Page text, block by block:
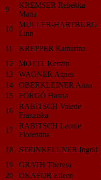
9
KREMSER Rebekka
Maria
10
MÜLLER-HARTBURG
Linn
11 KREPPER Katharina
12
MOTTL Kerstin
13
WAGNER Agnes
14
OBERKLEINER Anna
15
FORGÓ Hanna
16
RABITSCH Valerie
Franziska
17
RABITSCH Leonie
Florentina
18 STEINKELLNER Ingrid
19
GRATH Theresa
20
OKAFOR Eileen